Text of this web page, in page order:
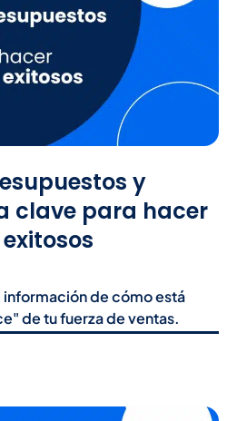
y
clave para hacer
de cómo está
de tu fuerza de ventas.